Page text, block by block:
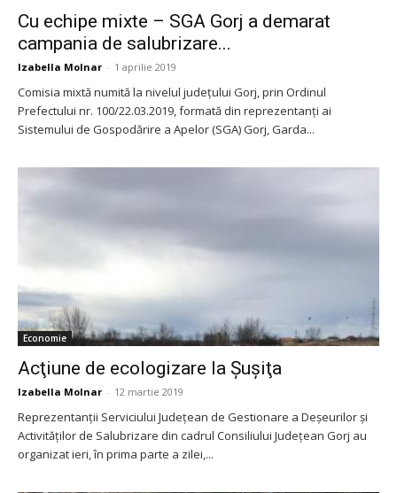
Cu echipe mixte – SGA Gorj a demarat
campania de salubrizare...
Izabella Molnar - 1 aprilie 2019
Comisia mixtă numită la nivelul judeţului Gorj, prin Ordinul
Prefectului nr. 100/22.03.2019, formată din reprezentanţi ai
Sistemului de Gospodărire a Apelor (SGA) Gorj, Garda...
Economie
Acţiune de ecologizare la Șuşiţa
Izabella Molnar - 12 martie 2019
Reprezentanţii Serviciului Județean de Gestionare a Deșeurilor și
Activităților de Salubrizare din cadrul Consiliului Județean Gorj au
organizat ieri, în prima parte a zilei,...